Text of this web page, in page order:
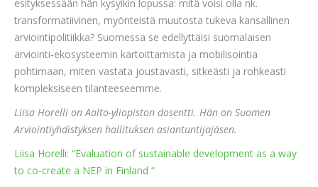
esityksessään hän kysyikin lopussa: mitä voisi olla nk.
transformatiivinen, myönteistä muutosta tukeva kansallinen
arviointipolitiikka? Suomessa se edellyttäisi suomalaisen
arviointi-ekosysteemin kartoittamista ja mobilisointia
pohtimaan, miten vastata joustavasti, sitkeästi ja rohkeasti
kompleksiseen tilanteeseemme.
Liisa Horelli on Aalto-yliopiston dosentti. Hän on Suomen
Arviointiyhdistyksen hallituksen asiantuntijajäsen.
Liisa Horelli: “Evaluation of sustainable development as a way
to co-create a NEP in Finland “